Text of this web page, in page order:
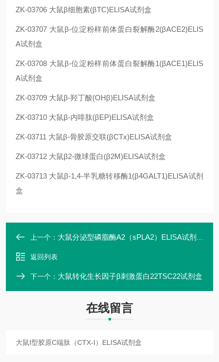
ZK-03706 大鼠β细胞素(βTC)ELISA试剂盒
ZK-03707 大鼠β-位淀粉样前体蛋白裂解酶2(βACE2)ELIS
A试剂盒
ZK-03708 大鼠β-位淀粉样前体蛋白裂解酶1(βACE1)ELIS
A试剂盒
ZK-03709 大鼠β-羟丁酸(OHβ)ELISA试剂盒
ZK-03710 大鼠β-内啡肽(βEP)ELISA试剂盒
ZK-03711 大鼠β-骨胶原交联(βCTx)ELISA试剂盒
ZK-03712 大鼠β2-微球蛋白(β2M)ELISA试剂盒
ZK-03713 大鼠β-1,4-半乳糖转移酶1(β4GALT1)ELISA试剂
盒
上一个： 大鼠分泌型磷脂酶A2（sPLA2）ELISA试剂盒
返回列表
下一个： 大鼠转化生长因子β刺激蛋白22TSC22试剂盒
在线留言